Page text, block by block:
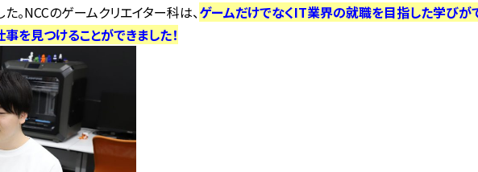
。NCCのゲームクリエイター科は、ゲームだけでなくIT業界の就職を目指した学びが
を見つけることができました！